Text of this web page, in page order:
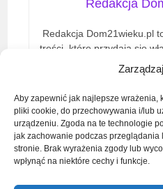
Aby zapewnić jak najlepsze wrażenia,
pliki cookie, do przechowywania i/lub
urządzeniu. Zgoda na te technologie
jak zachowanie podczas przeglądania
stronie. Brak wyrażenia zgody lub
wpłynąć na niektóre cechy i funkcje.
Redakcja
Redakcja Dom21wieku.pl
treści, które przydają się
domów. Codziennie
branży i dzielimy się nimi z